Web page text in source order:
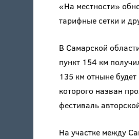
«На местности»
тарифные сетки и
В Самарской
пункт 154 км
135 км отныне
которого назван
фестиваль
На участке между